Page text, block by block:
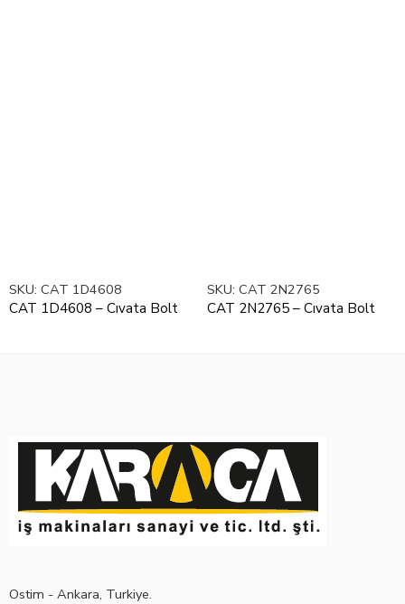
SKU: CAT 1D4608
CAT 1D4608 – Cıvata Bolt
SKU: CAT 2N2765
CAT 2N2765 – Cıvata Bolt
Ostim - Ankara, Turkiye.